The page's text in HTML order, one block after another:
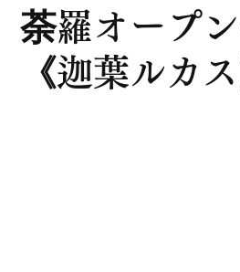
荼羅オープ
《迦葉ルカス